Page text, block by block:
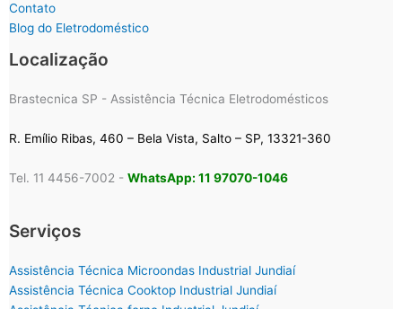
Contato
Blog do Eletrodoméstico
Localização
Brastecnica SP - Assistência Técnica Eletrodomésticos
R. Emílio Ribas, 460 – Bela Vista, Salto – SP, 13321-360
Tel. 11 4456-7002 - WhatsApp: 11 97070-1046
Serviços
Assistência Técnica Microondas Industrial Jundiaí
Assistência Técnica Cooktop Industrial Jundiaí